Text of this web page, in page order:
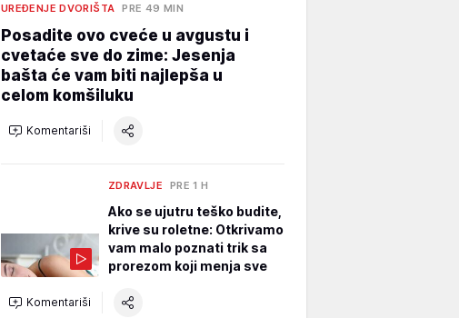
UREĐENJE DVORIŠTA PRE 49 MIN
Posadite ovo cveće u avgustu i
cvetaće sve do zime: Jesenja
bašta će vam biti najlepša u
celom komšiluku
Komentariši
ZDRAVLJE PRE 1 H
Ako se ujutru teško budite,
krive su roletne: Otkrivamo
vam malo poznati trik sa
prorezom koji menja sve
Komentariši